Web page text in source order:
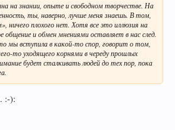
на знании, опыте и свободном творчестве. На
ты, наверно, лучше меня знаешь. В том,
ничего плохого нет. Хотя все это иллюзия на
общение и обмен мнениями оставляет в нас след.
мы вступила в какой-то спор, говорит о том,
то уходящего корнями в череду прошлых
будет сталкивать людей до тех пор, пока
:-):